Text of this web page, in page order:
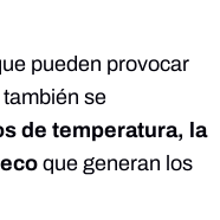
pueden provocar
se
de temperatura, la
que generan los